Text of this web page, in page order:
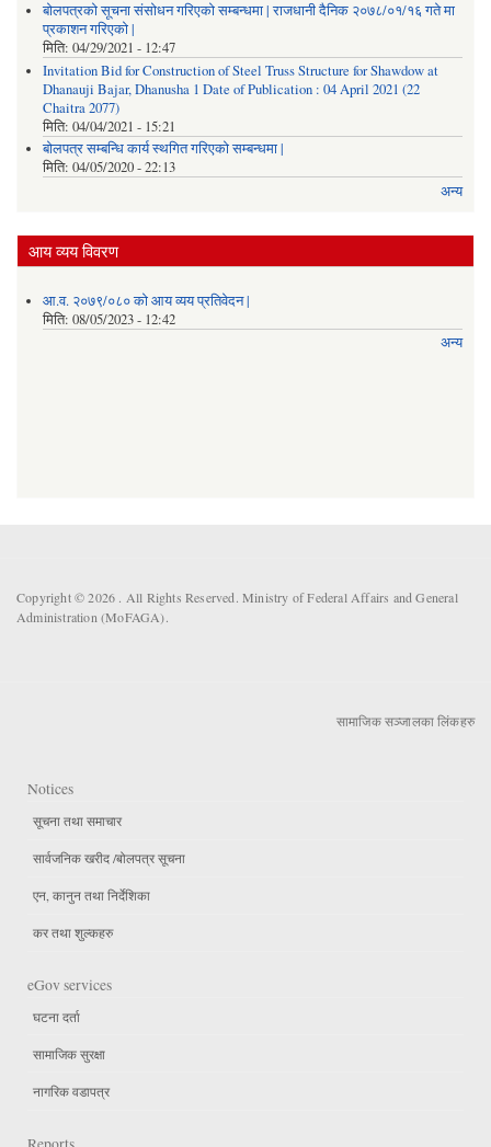
बोलपत्रको सूचना संसोधन गरिएको सम्बन्धमा | राजधानी दैनिक २०७८/०१/१६ गते मा
प्रकाशन गरिएको |
मिति: 04/29/2021 - 12:47
Invitation Bid for Construction of Steel Truss Structure for Shawdow at
Dhanauji Bajar, Dhanusha 1 Date of Publication : 04 April 2021 (22
Chaitra 2077)
मिति: 04/04/2021 - 15:21
बोलपत्र सम्बन्धि कार्य स्थगित गरिएको सम्बन्धमा |
मिति: 04/05/2020 - 22:13
अन्य
आय व्यय विवरण
आ.व. २०७९/०८० को आय व्यय प्रतिवेदन |
मिति: 08/05/2023 - 12:42
अन्य
Copyright © 2026 . All Rights Reserved. Ministry of Federal Affairs and General
Administration (MoFAGA).
सामाजिक सञ्जालका लिंकहरु
Notices
सूचना तथा समाचार
सार्वजनिक खरीद /बोलपत्र सूचना
एन, कानुन तथा निर्देशिका
कर तथा शुल्कहरु
eGov services
घटना दर्ता
सामाजिक सुरक्षा
नागरिक वडापत्र